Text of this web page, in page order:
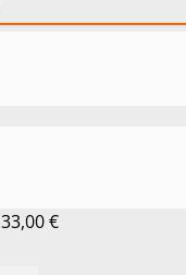
33,00€